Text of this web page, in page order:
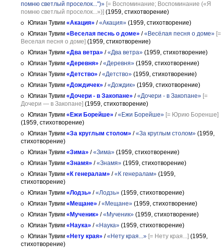
помню светлый проселок...")» [= Воспоминание; Воспоминание («Я
помню светлый проселок...»)] (1959, стихотворение)
Юлиан Тувим «Акация» /«Акация» (1959, стихотворение)
Юлиан Тувим «Веселая песнь о доме» /«Весёлая песня о доме» [=
Веселая песня о доме] (1959, стихотворение)
Юлиан Тувим «Два ветра» /«Два ветра» (1959, стихотворение)
Юлиан Тувим «Деревня» /«Деревня» (1959, стихотворение)
Юлиан Тувим «Детство» /«Детство» (1959, стихотворение)
Юлиан Тувим «Дождичек» /«Дождик» (1959, стихотворение)
Юлиан Тувим «Дочери - в Закопане» /«Дочери - в Закопане» [=
Дочери — в Закопане] (1959, стихотворение)
Юлиан Тувим «Ежи Борейше» /«Ежи Борейше» [= Юрию Боренше]
(1959, стихотворение)
Юлиан Тувим «За круглым столом» /«За круглым столом» (1959,
стихотворение)
Юлиан Тувим «Зима» /«Зима» (1959, стихотворение)
Юлиан Тувим «Знамя» /«Знамя» (1959, стихотворение)
Юлиан Тувим «К генералам» /«К генералам» (1959,
стихотворение)
Юлиан Тувим «Лодзь» /«Лодзь» (1959, стихотворение)
Юлиан Тувим «Мещане» /«Мещане» (1959, стихотворение)
Юлиан Тувим «Мученик» /«Мученик» (1959, стихотворение)
Юлиан Тувим «Наука» /«Наука» (1959, стихотворение)
Юлиан Тувим «Нету края» /«Нету края...» [= Нету края...] (1959,
стихотворение)